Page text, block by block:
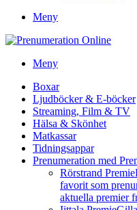
Meny
Meny
Boxar
Ljudböcker & E-böcker
Streaming, Film & TV
Hälsa & Skönhet
Matkassar
Tidningsappar
Prenumeration med
Rörstrand Premie
favorit som
aktuella premier